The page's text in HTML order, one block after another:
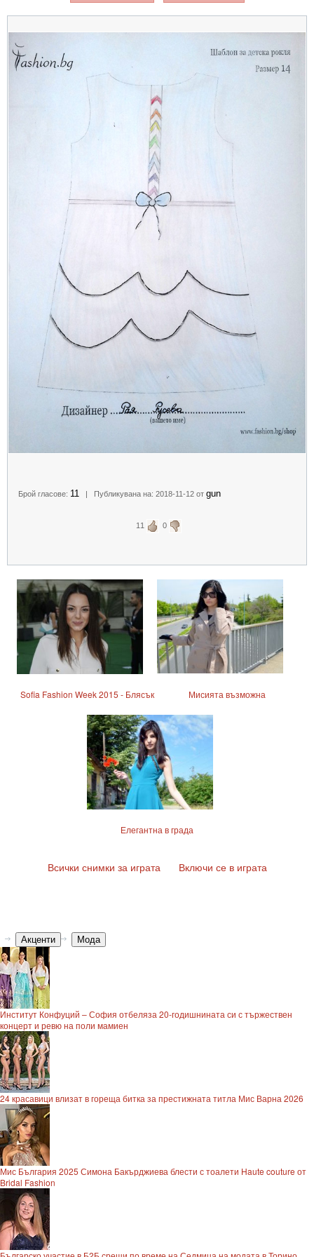
Брой гласове: 11 | Публикувана на: 2018-11-12 от gun
11 0
Sofia Fashion Week 2015 - Блясък Мисията възможна
Елегантна в града
Всички снимки за играта Включи се в играта
Акценти Мода
Институт Конфуций – София отбеляза 20-годишнината си с тържествен
концерт и ревю на поли мамиен
24 красавици влизат в гореща битка за престижната титла Мис Варна 2026
Мис България 2025 Симона Бакърджиева блести с тоалети Haute couture от
Bridal Fashion